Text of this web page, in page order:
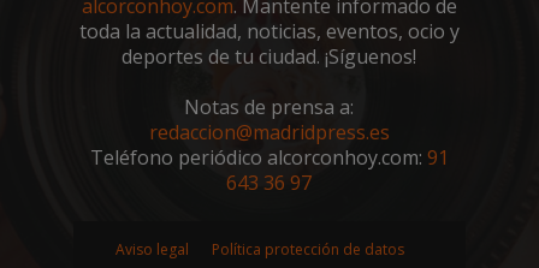
alcorconhoy.com. Mantente informado de
toda la actualidad, noticias, eventos, ocio y
deportes de tu ciudad. ¡Síguenos!
Notas de prensa a:
redaccion@madridpress.es
Teléfono periódico alcorconhoy.com: 91
643 36 97
Aviso legal
Política protección de datos
Spotify Inc.
.spotify.com